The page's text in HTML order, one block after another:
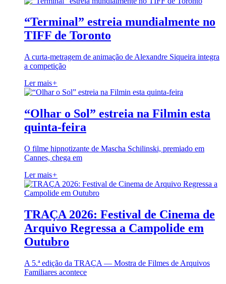
“Terminal” estreia mundialmente no
TIFF de Toronto
A curta-metragem de animação de Alexandre Siqueira integra
a competição
Ler mais+
“Olhar o Sol” estreia na Filmin esta
quinta-feira
O filme hipnotizante de Mascha Schilinski, premiado em
Cannes, chega em
Ler mais+
TRAÇA 2026: Festival de Cinema de
Arquivo Regressa a Campolide em
Outubro
A 5.ª edição da TRAÇA — Mostra de Filmes de Arquivos
Familiares acontece